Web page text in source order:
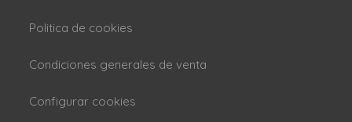
Politica de cookies
Condiciones generales de venta
Configurar cookies